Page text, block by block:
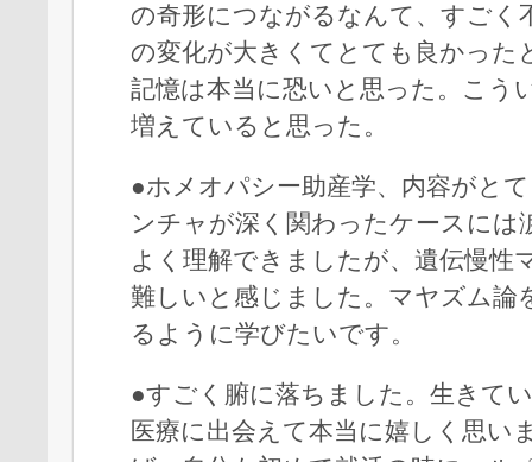
の奇形につながるなんて、すごく
の変化が大きくてとても良かった
記憶は本当に恐いと思った。こう
増えていると思った。
●ホメオパシー助産学、内容がと
ンチャが深く関わったケースには
よく理解できましたが、遺伝慢性
難しいと感じました。マヤズム論
るように学びたいです。
●すごく腑に落ちました。生きて
医療に出会えて本当に嬉しく思い